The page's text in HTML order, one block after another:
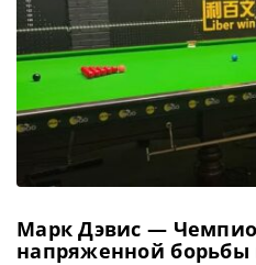
Марк Дэвис —
напряженной борьбы